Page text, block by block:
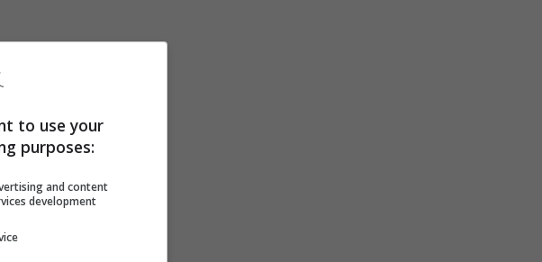
conoscere
proposte
to use your
purposes:
and content
development